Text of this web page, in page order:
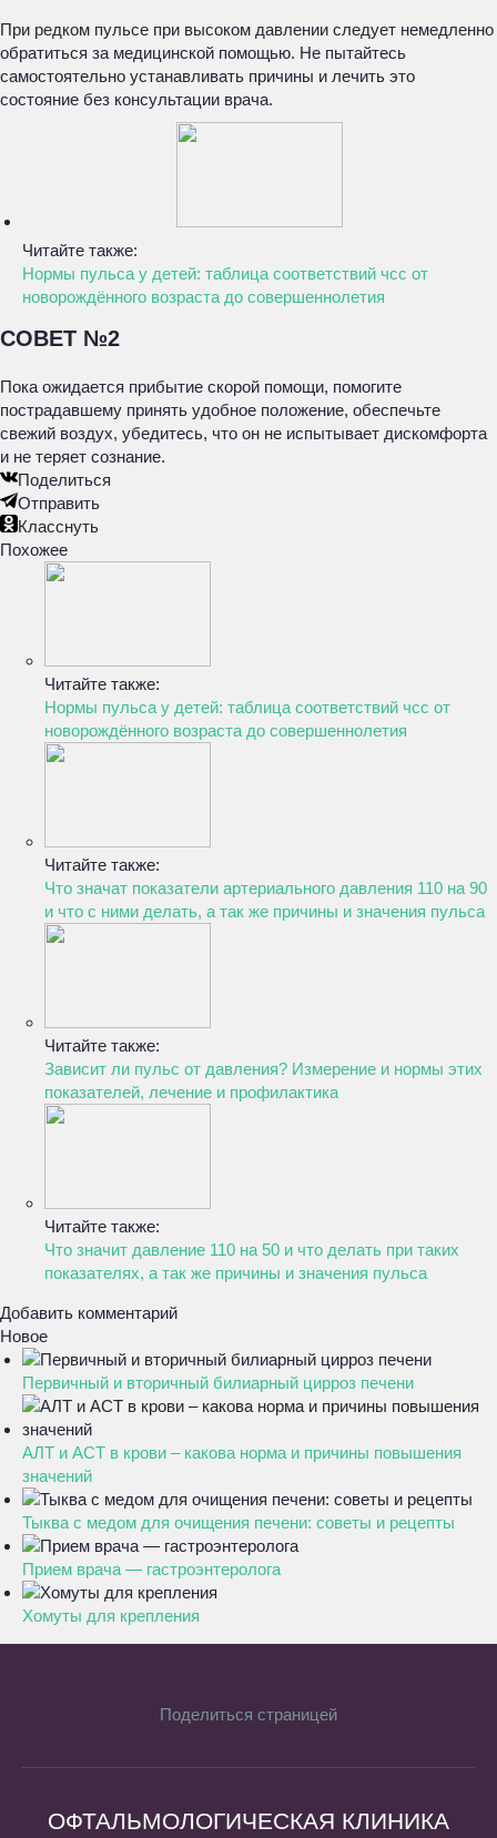
При редком пульсе при высоком давлении следует немедленно
обратиться за медицинской помощью. Не пытайтесь
самостоятельно устанавливать причины и лечить это
состояние без консультации врача.
Читайте также:
Нормы пульса у детей: таблица соответствий чсс от
новорождённого возраста до совершеннолетия
СОВЕТ №2
Пока ожидается прибытие скорой помощи, помогите
пострадавшему принять удобное положение, обеспечьте
свежий воздух, убедитесь, что он не испытывает дискомфорта
и не теряет сознание.
Поделиться
Отправить
Класснуть
Похожее
Читайте также:
Нормы пульса у детей: таблица соответствий чсс от
новорождённого возраста до совершеннолетия
Читайте также:
Что значат показатели артериального давления 110 на 90
и что с ними делать, а так же причины и значения пульса
Читайте также:
Зависит ли пульс от давления? Измерение и нормы этих
показателей, лечение и профилактика
Читайте также:
Что значит давление 110 на 50 и что делать при таких
показателях, а так же причины и значения пульса
Добавить комментарий
Новое
Первичный и вторичный билиарный цирроз печени
АЛТ и АСТ в крови – какова норма и причины повышения
значений
Тыква с медом для очищения печени: советы и рецепты
Прием врача — гастроэнтеролога
Хомуты для крепления
Поделиться страницей
ОФТАЛЬМОЛОГИЧЕСКАЯ КЛИНИКА